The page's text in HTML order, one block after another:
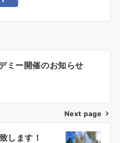
ミー開催のお知らせ
Next page
します！